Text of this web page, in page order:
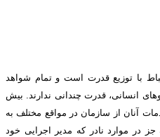
با توزیع قدرت است و تمام شواهد
انسانی، قدرت چندانی ندارند. بیش
آنان از سازمان در مواقع مختلف به
در موارد نادر که مدیر اجرایی خود